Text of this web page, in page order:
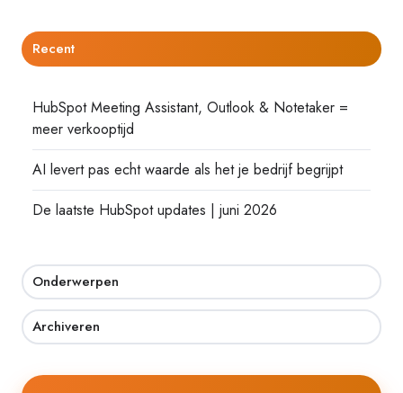
Recent
HubSpot Meeting Assistant, Outlook & Notetaker =
meer verkooptijd
AI levert pas echt waarde als het je bedrijf begrijpt
De laatste HubSpot updates | juni 2026
Onderwerpen
Archiveren